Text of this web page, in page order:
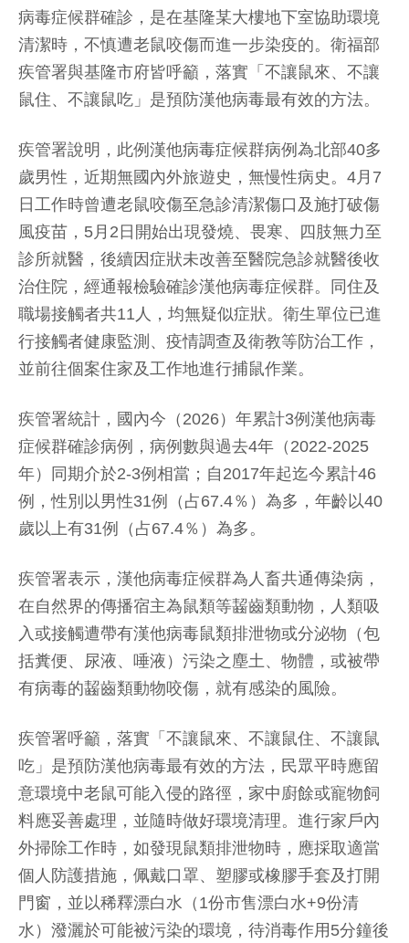
病毒症候群確診，是在基隆某大樓地下室協助環境
清潔時，不慎遭老鼠咬傷而進一步染疫的。衛福部
疾管署與基隆市府皆呼籲，落實「不讓鼠來、不讓
鼠住、不讓鼠吃」是預防漢他病毒最有效的方法。
疾管署說明，此例漢他病毒症候群病例為北部40多
歲男性，近期無國內外旅遊史，無慢性病史。4月7
日工作時曾遭老鼠咬傷至急診清潔傷口及施打破傷
風疫苗，5月2日開始出現發燒、畏寒、四肢無力至
診所就醫，後續因症狀未改善至醫院急診就醫後收
治住院，經通報檢驗確診漢他病毒症候群。同住及
職場接觸者共11人，均無疑似症狀。衛生單位已進
行接觸者健康監測、疫情調查及衛教等防治工作，
並前往個案住家及工作地進行捕鼠作業。
疾管署統計，國內今（2026）年累計3例漢他病毒
症候群確診病例，病例數與過去4年（2022-2025
年）同期介於2-3例相當；自2017年起迄今累計46
例，性別以男性31例（占67.4％）為多，年齡以40
歲以上有31例（占67.4％）為多。
疾管署表示，漢他病毒症候群為人畜共通傳染病，
在自然界的傳播宿主為鼠類等齧齒類動物，人類吸
入或接觸遭帶有漢他病毒鼠類排泄物或分泌物（包
括糞便、尿液、唾液）污染之塵土、物體，或被帶
有病毒的齧齒類動物咬傷，就有感染的風險。
疾管署呼籲，落實「不讓鼠來、不讓鼠住、不讓鼠
吃」是預防漢他病毒最有效的方法，民眾平時應留
意環境中老鼠可能入侵的路徑，家中廚餘或寵物飼
料應妥善處理，並隨時做好環境清理。進行家戶內
外掃除工作時，如發現鼠類排泄物時，應採取適當
個人防護措施，佩戴口罩、塑膠或橡膠手套及打開
門窗，並以稀釋漂白水（1份市售漂白水+9份清
水）潑灑於可能被污染的環境，待消毒作用5分鐘後